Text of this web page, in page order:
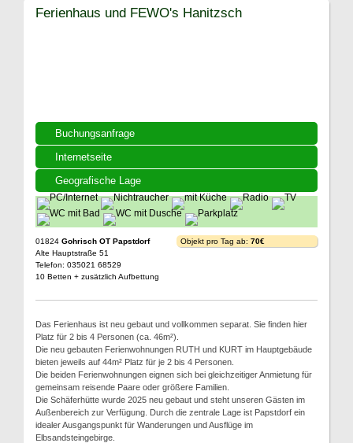
Buchungsanfrage
Internetseite
Geografische Lage
Ferienhaus und FEWO's Hanitzsch
01824 Gohrisch OT Papstdorf
Alte Hauptstraße 51
Telefon: 035021 68529
10 Betten + zusätzlich Aufbettung
Objekt pro Tag ab: 70€
Das Ferienhaus ist neu gebaut und vollkommen separat. Sie finden hier
Platz für 2 bis 4 Personen (ca. 46m²).
Die neu gebauten Ferienwohnungen RUTH und KURT im Hauptgebäude
bieten jeweils auf 44m² Platz für je 2 bis 4 Personen.
Die beiden Ferienwohnungen eignen sich bei gleichzeitiger Anmietung für
gemeinsam reisende Paare oder größere Familien.
Die Schäferhütte wurde 2025 neu gebaut und steht unseren Gästen im
Außenbereich zur Verfügung. Durch die zentrale Lage ist Papstdorf ein
idealer Ausgangspunkt für Wanderungen und Ausflüge im
Elbsandsteingebirge.